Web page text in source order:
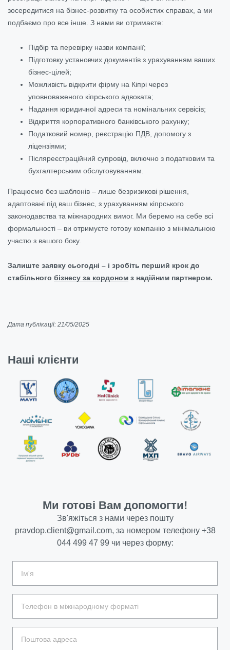
зосередитися на бізнес-розвитку та особистих справах, а ми
подбаємо про все інше. З нами ви отримаєте:
Підбір та перевірку назви компанії;
Підготовку установчих документів з урахуванням ваших
бізнес-цілей;
Можливість відкрити фірму на Кіпрі через
уповноваженого кіпрського адвоката;
Надання юридичної адреси та номінальних сервісів;
Відкриття корпоративного банківського рахунку;
Податковий номер, реєстрацію ПДВ, допомогу з
ліцензіями;
Післяреєстраційний супровід, включно з податковим та
бухгалтерським обслуговуванням.
Працюємо без шаблонів – лише безризикові рішення,
адаптовані під ваш бізнес, з урахуванням кіпрського
законодавства та міжнародних вимог. Ми беремо на себе всі
формальності – ви отримуєте готову компанію з мінімальною
участю з вашого боку.
Залиште заявку сьогодні – і зробіть перший крок до
стабільного бізнесу за кордоном з надійним партнером.
Дата публікації: 21/05/2025
Наші клієнти
Ми готові Вам допомогти!
Зв'яжіться з нами через пошту
pravdop.client@gmail.com, за номером телефону +38
044 499 47 99 чи через форму: